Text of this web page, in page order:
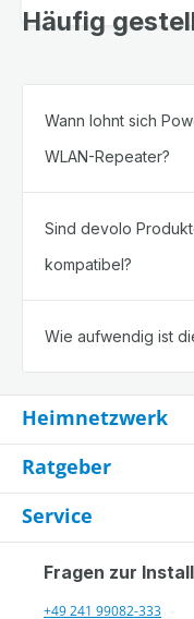
Häufig
Wann lohnt sich
WLAN-Repeater?
Sind devolo
kompatibel?
Wie aufwendig ist
Heimnetzwerk
Ratgeber
Service
Fragen zur
+49 241 99082-333